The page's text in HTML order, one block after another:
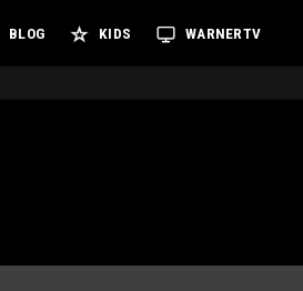
BLOG KIDS WARNERTV